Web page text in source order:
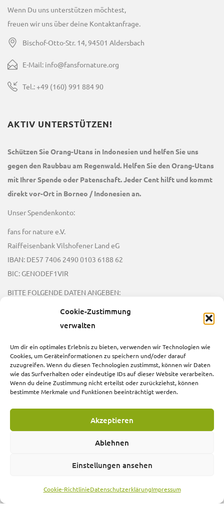
Cookie-Zustimmung
verwalten
Um dir ein optimales Erlebnis zu bieten, verwenden wir Technologien wie
Cookies, um Geräteinformationen zu speichern und/oder darauf
zuzugreifen. Wenn du diesen Technologien zustimmst, können wir Daten
wie das Surfverhalten oder eindeutige IDs auf dieser Website verarbeiten.
Wenn du deine Zustimmung nicht erteilst oder zurückziehst, können
bestimmte Merkmale und Funktionen beeinträchtigt werden.
Akzeptieren
Ablehnen
Einstellungen ansehen
Cookie-RichtlinieDatenschutzerklärungImpressum
Wenn Du uns unterstützen möchtest,
freuen wir uns über deine Kontaktanfrage.
Bischof-Otto-Str. 14, 94501 Aldersbach
E-Mail: info@fansfornature.org
Tel.: +49 (160) 991 884 90
AKTIV UNTERSTÜTZEN!
Schützen Sie Orang-Utans in Indonesien und helfen Sie uns
gegen den Raubbau am Regenwald. Helfen Sie den Orang-Utans
mit Ihrer Spende oder Patenschaft. Jeder Cent hilft und kommt
direkt vor-Ort in Borneo / Indonesien an.
Unser Spendenkonto:
fans for nature e.V.
Raiffeisenbank Vilshofener Land eG
IBAN: DE57 7406 2490 0103 6188 62
BIC: GENODEF1VIR
BITTE FOLGENDE DATEN ANGEBEN:
JETZT SPENDEN
RECHTLICHE HINWEISE
Kontakt
Impressum
Cookie-Richtlinie (EU)